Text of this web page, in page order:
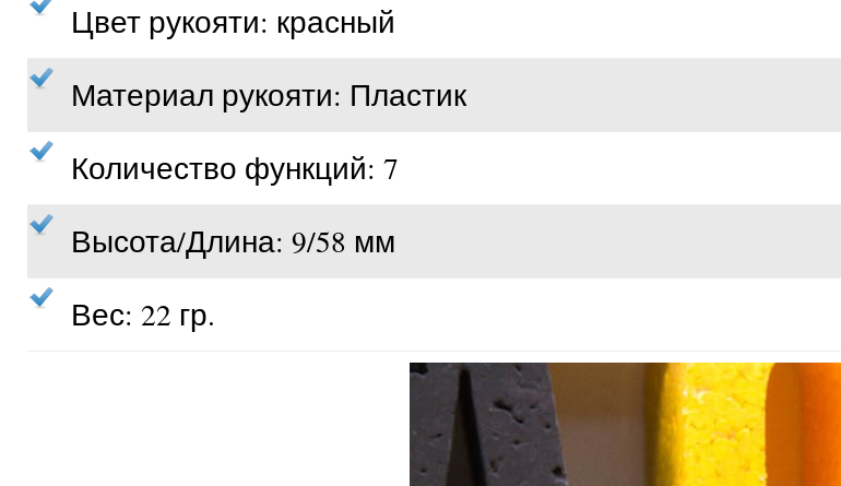
Цвет рукояти: красный
Материал рукояти: Пластик
Количество функций: 7
Высота/Длина: 9/58 мм
Вес: 22 гр.